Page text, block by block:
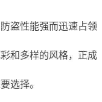
盗性能强而迅速占领
和多样的风格，正成
选择。